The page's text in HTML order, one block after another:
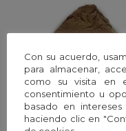
Con su acuerdo,
para almacenar,
como su visita en
consentimiento u
basado en
haciendo clic en